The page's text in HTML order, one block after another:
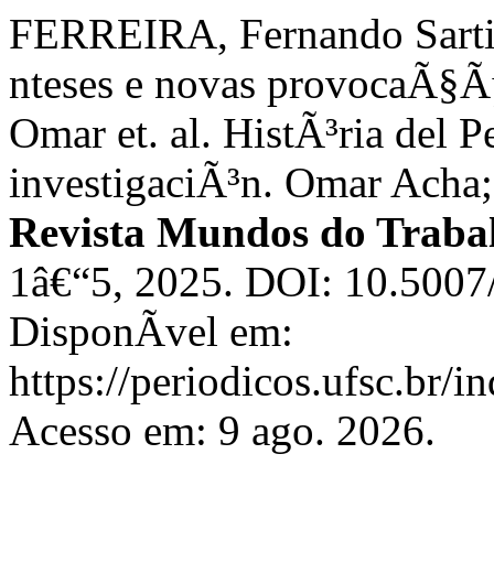
FERREIRA, Fernando
nteses e novas
Omar et. al. HistÃ³ria del
investigaciÃ³n. Omar
Revista Mundos do
1â€“5, 2025. DOI:
DisponÃ­vel em:
https://periodicos.ufsc.br/
Acesso em: 9 ago. 2026.